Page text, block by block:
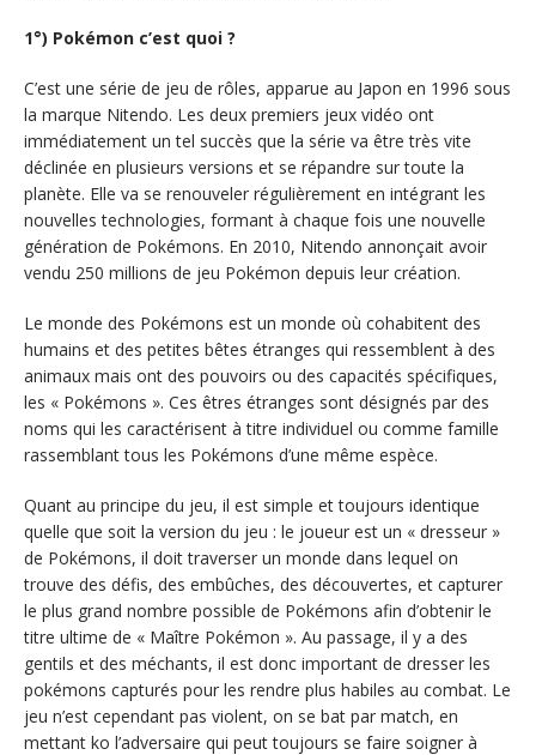
1°) Pokémon c’est quoi ?
C’est une série de jeu de rôles, apparue au Japon en 1996 sous
la marque Nitendo. Les deux premiers jeux vidéo ont
immédiatement un tel succès que la série va être très vite
déclinée en plusieurs versions et se répandre sur toute la
planète. Elle va se renouveler régulièrement en intégrant les
nouvelles technologies, formant à chaque fois une nouvelle
génération de Pokémons. En 2010, Nitendo annonçait avoir
vendu 250 millions de jeu Pokémon depuis leur création.
Le monde des Pokémons est un monde où cohabitent des
humains et des petites bêtes étranges qui ressemblent à des
animaux mais ont des pouvoirs ou des capacités spécifiques,
les « Pokémons ». Ces êtres étranges sont désignés par des
noms qui les caractérisent à titre individuel ou comme famille
rassemblant tous les Pokémons d’une même espèce.
Quant au principe du jeu, il est simple et toujours identique
quelle que soit la version du jeu : le joueur est un « dresseur »
de Pokémons, il doit traverser un monde dans lequel on
trouve des défis, des embûches, des découvertes, et capturer
le plus grand nombre possible de Pokémons afin d’obtenir le
titre ultime de « Maître Pokémon ». Au passage, il y a des
gentils et des méchants, il est donc important de dresser les
pokémons capturés pour les rendre plus habiles au combat. Le
jeu n’est cependant pas violent, on se bat par match, en
mettant ko l’adversaire qui peut toujours se faire soigner à